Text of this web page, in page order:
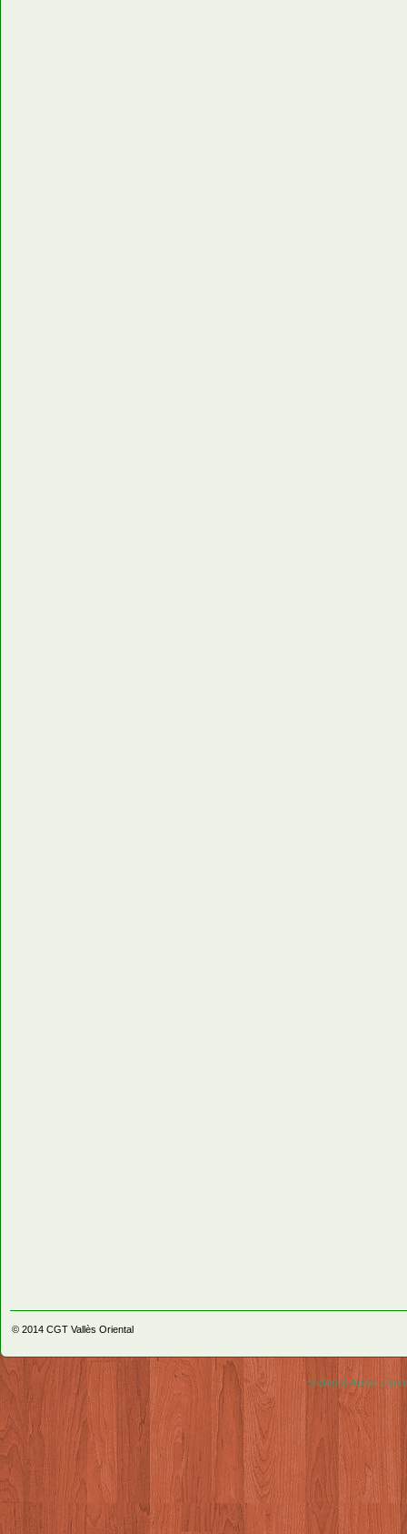
© 2014 CGT Vallès Oriental
Video & Audio